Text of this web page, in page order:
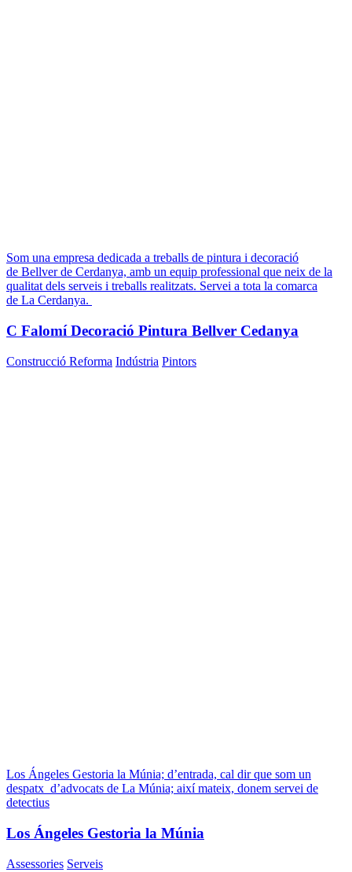
Som una empresa dedicada a treballs de pintura i decoració
de Bellver de Cerdanya, amb un equip professional que neix de la
qualitat dels serveis i treballs realitzats. Servei a tota la comarca
de La Cerdanya.
C Falomí Decoració Pintura Bellver Cedanya
Construcció Reforma Indústria Pintors
Los Ángeles Gestoria la Múnia; d’entrada, cal dir que som un
despatx d’advocats de La Múnia; així mateix, donem servei de
detectius
Los Ángeles Gestoria la Múnia
Assessories Serveis